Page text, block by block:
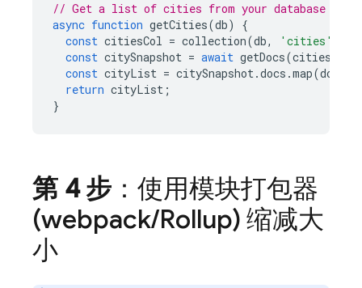
// Get a list of cities from your database
async function getCities(db)
{
const citiesCol = collection(db, 'cities'
const citySnapshot = await getDocs(citiesCol
const cityList = citySnapshot.docs .map(doc
return cityList ;
}
第 4 步 ：使用模块打包器
(webpack/Rollup) 缩减大
小